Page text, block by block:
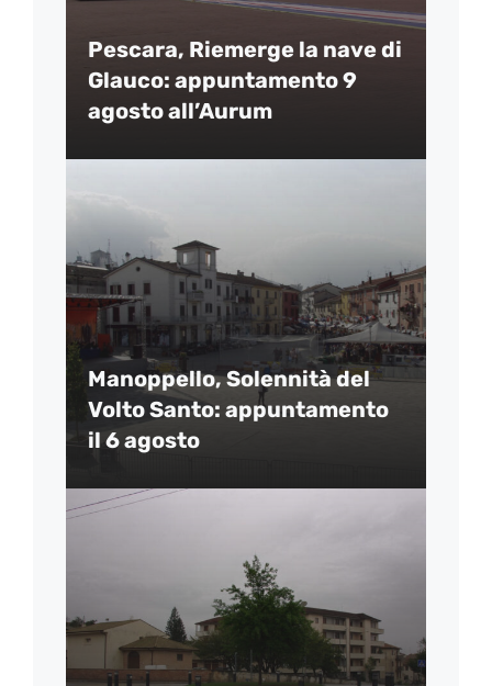
Pescara, Riemerge la nave di
Glauco: appuntamento 9
agosto all’Aurum
Manoppello, Solennità del
Volto Santo: appuntamento
il 6 agosto